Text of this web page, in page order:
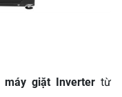
máy giặt Inverter từ